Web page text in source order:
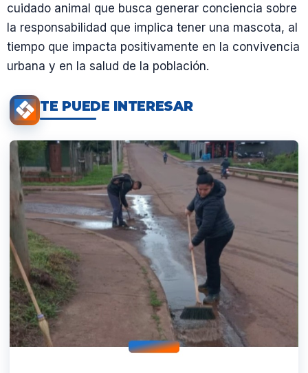
cuidado animal que busca generar conciencia sobre
la responsabilidad que implica tener una mascota, al
tiempo que impacta positivamente en la convivencia
urbana y en la salud de la población.
TE PUEDE INTERESAR